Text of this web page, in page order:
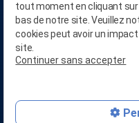
tout moment en cliquant sur
bas de notre site. Veuillez
cookies peut avoir un
site.
Continuer sans accepter